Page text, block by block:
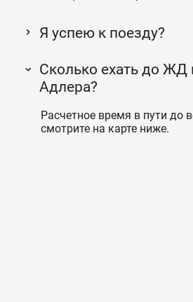
Я успею к поезду?
Сколько ехать до ЖД
Адлера?
Расчетное время в пути до
смотрите на карте ниже.